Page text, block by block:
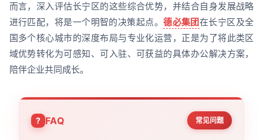
而言，深入评估长宁区的这些综合优势，并结合自身发展战略
进行匹配，将是一个明智的决策起点。德必集团在长宁区及全
国多个核心城市的深度布局与专业化运营，正是为了将此类区
域优势转化为可感知、可入驻、可获益的具体办公解决方案，
陪伴企业共同成长。
FAQ 常见问题